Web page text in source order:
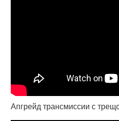
Апгрейд трансмиссии с